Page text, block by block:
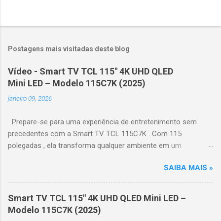
Postagens mais visitadas deste blog
Vídeo - Smart TV TCL 115" 4K UHD QLED
Mini LED – Modelo 115C7K (2025)
janeiro 09, 2026
Prepare-se para uma experiência de entretenimento sem
precedentes com a Smart TV TCL 115C7K . Com 115
polegadas , ela transforma qualquer ambiente em um
e realistas. 🌟 Destaques do produto Tela QLED Mini LED 115” :
controle de iluminação preciso, brilho intenso e cores
vibrantes. Resolução 4K UHD : detalhes impressionantes e
contraste profundo em cada cena. Processador AiPQ :
desempenho otimizado para imagens e movimentos fluidos.
SAIBA MAIS »
Smart TV TCL 115" 4K UHD QLED Mini LED –
Modelo 115C7K (2025)